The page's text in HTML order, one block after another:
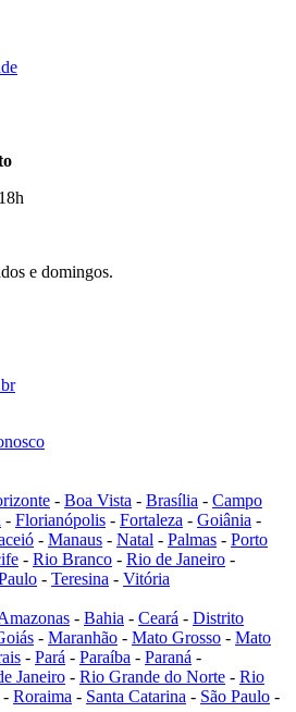
e domingos.
- Boa Vista - Brasília - Campo
- Florianópolis - Fortaleza - Goiânia -
- Manaus - Natal - Palmas - Porto
- Rio Branco - Rio de Janeiro -
- Teresina - Vitória
- Bahia - Ceará - Distrito
- Maranhão - Mato Grosso - Mato
- Pará - Paraíba - Paraná -
Janeiro - Rio Grande do Norte - Rio
- Roraima - Santa Catarina - São Paulo -